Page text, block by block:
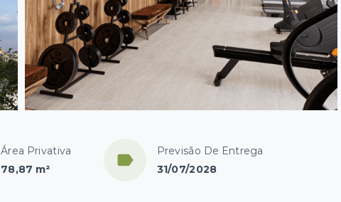
Área Privativa
78,87 m²
Previsão De Entrega
31/07/2028